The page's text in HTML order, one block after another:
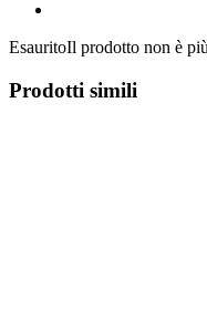
EsauritoIl prodotto non è
Prodotti simili